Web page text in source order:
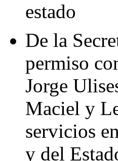
estado
De la
permiso
Jorge
Maciel y
servicios
y del